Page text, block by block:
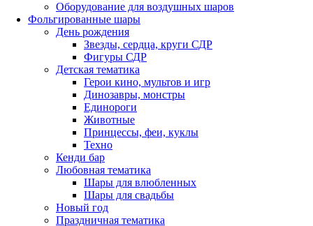
Оборудование для воздушных шаров
Фольгированные шары
День рождения
Звезды, сердца, круги СДР
Фигуры СДР
Детская тематика
Герои кино, мультов и игр
Динозавры, монстры
Единороги
Животные
Принцессы, феи, куклы
Техно
Кенди бар
Любовная тематика
Шары для влюбленных
Шары для свадьбы
Новый год
Праздничная тематика